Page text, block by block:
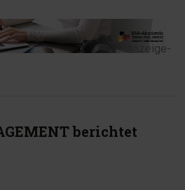
-Anzeige-
berichtet